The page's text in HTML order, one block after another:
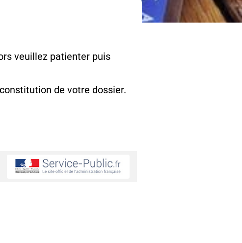
veuillez patienter puis
de votre dossier.